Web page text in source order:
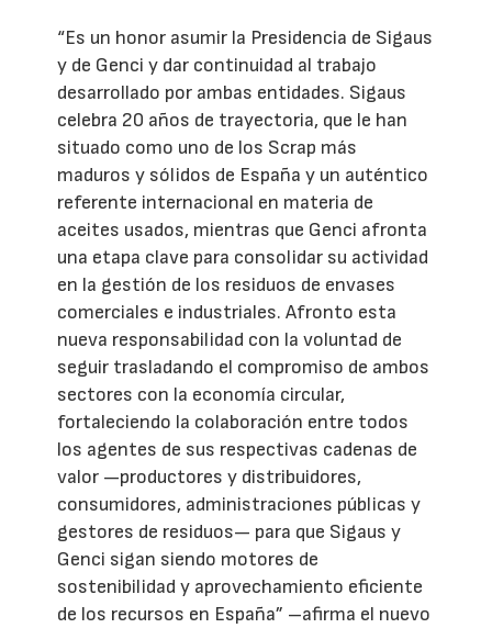
“Es un honor asumir la Presidencia de Sigaus
y de Genci y dar continuidad al trabajo
desarrollado por ambas entidades. Sigaus
celebra 20 años de trayectoria, que le han
situado como uno de los Scrap más
maduros y sólidos de España y un auténtico
referente internacional en materia de
aceites usados, mientras que Genci afronta
una etapa clave para consolidar su actividad
en la gestión de los residuos de envases
comerciales e industriales. Afronto esta
nueva responsabilidad con la voluntad de
seguir trasladando el compromiso de ambos
sectores con la economía circular,
fortaleciendo la colaboración entre todos
los agentes de sus respectivas cadenas de
valor —productores y distribuidores,
consumidores, administraciones públicas y
gestores de residuos— para que Sigaus y
Genci sigan siendo motores de
sostenibilidad y aprovechamiento eficiente
de los recursos en España” –afirma el nuevo